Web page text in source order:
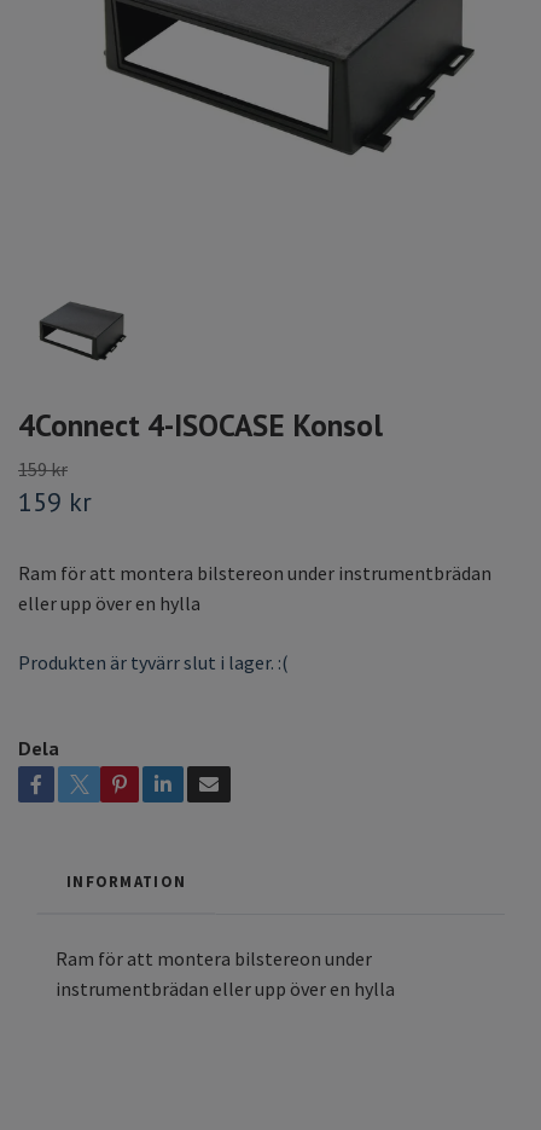
4Connect 4-ISOCASE Konsol
159 kr
159 kr
Ram för att montera bilstereon under instrumentbrädan
eller upp över en hylla
Produkten är tyvärr slut i lager. :(
Dela
INFORMATION
Ram för att montera bilstereon under
instrumentbrädan eller upp över en hylla